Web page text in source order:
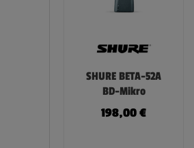
SHURE BETA-52A
BD-Mikro
198,00€